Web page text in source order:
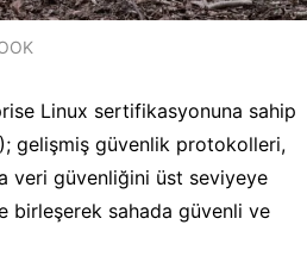
Linux sertifikasyonuna sahip
gelişmiş güvenlik protokolleri,
veri güvenliğini üst seviyeye
birleşerek sahada güvenli ve